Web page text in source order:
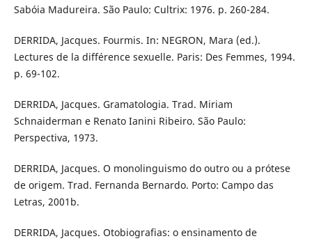
Sabóia Madureira. São Paulo: Cultrix: 1976. p. 260-284.
DERRIDA, Jacques. Fourmis. In: NEGRON, Mara (ed.).
Lectures de la différence sexuelle. Paris: Des Femmes, 1994.
p. 69-102.
DERRIDA, Jacques. Gramatologia. Trad. Miriam
Schnaiderman e Renato Ianini Ribeiro. São Paulo:
Perspectiva, 1973.
DERRIDA, Jacques. O monolinguismo do outro ou a prótese
de origem. Trad. Fernanda Bernardo. Porto: Campo das
Letras, 2001b.
DERRIDA, Jacques. Otobiografias: o ensinamento de